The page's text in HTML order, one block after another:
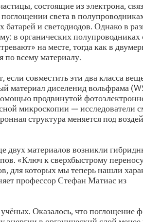
состоящие из электрона,
света в
и светодиодов. Однако в
в органических полупроводниках
на месте, тогда как в
по всему материалу.
совместить эти два класса
материал диселенид вольфрама
продвинутой
микроскопии — исследователи
структура меняется под
двух материалов возникли
«Ключ к сверхбыстрому
для которых мы теперь нашли
профессор Стефан Матиас из
Оказалось, что поглощение